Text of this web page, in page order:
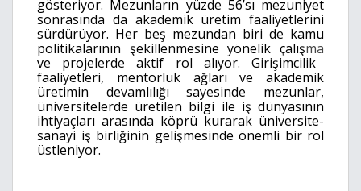
gösteriyor. Mezunların yüzde 56’sı mezuniyet
sonrasında da akademik üretim faaliyetlerini
sürdürüyor. Her beş mezundan biri de kamu
politikalarının şekillenmesine yönelik çalışma
ve projelerde aktif rol alıyor. Girişimcilik
faaliyetleri, mentorluk ağları ve akademik
üretimin devamlılığı sayesinde mezunlar,
üniversitelerde üretilen bilgi ile iş dünyasının
ihtiyaçları arasında köprü kurarak üniversite-
sanayi iş birliğinin gelişmesinde önemli bir rol
üstleniyor.